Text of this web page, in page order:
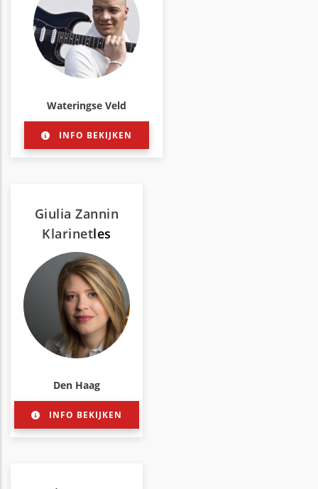
Wateringse Veld
INFO BEKIJKEN
Giulia Zannin
Klarinetles
Den Haag
INFO BEKIJKEN